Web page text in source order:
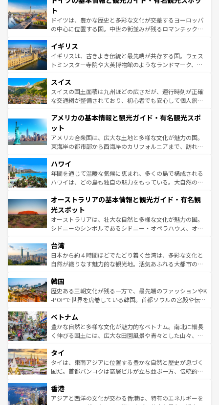
ンテンツ一覧 を参照してほしい。
聖堂、美しいビーチ、そして豊かな自然が、訪れる者を心
から魅了する。また、フランスは美食の国としても知ら
れ、フランス料理はユネスコ無形文化遺産にも登録されて
香り高いラベンダー畑など、多彩な楽しみ方が可能だ。さ
らに、パリ以外の地域にも魅力が溢れており、どの街角に
も豊かな歴史と文化が息づいている。パリ以外の個性あふ
を参照してほしい。
ト
ドイツは、豊かな歴史と多彩な文化が交差するヨーロッパ
の中心に位置する国。中世の街並みが残るロマンチック街
顔を持つこの国は、どこを歩いても飽きることがない。ベ
ルリンの文化的活気、バイエルン州のアルプスの絶景、そ
してライン川沿いのワイン畑といった風景は必見。ビール
は、お酒好きな人にはぜひ体験してほしい。 なお、新着の
ドイツ情報はコンテンツ一覧を参照してほしい。
イギリス
イギリスは、古きよき伝統と最先端が共存する国。ウェス
トミンスター寺院や大英博物館のようなランドマーク、歴
リアごとに異なる魅力がある。また、優雅なアフタヌーン
ティー、ビール好きにはたまらない英国パブ、サッカー観
戦など、本場だからこそできる体験も豊富。イギリスを旅
ンツ一覧を参照してほしい。
スイス
スイスの国土面積は九州ほどの広さだが、運行時刻が正確
な交通網が整備されており、初心者でも安心して個人旅行
の建物がそのまま残る町や、スイスならではのユニークな
博物館もあり、アルプス観光だけでなく町歩きも満喫する
ことができる。国民の所得が高いため物価も高いが、旅行
者向けの交通パス提供のサービスもあり、うまく活用すれ
着のスイス情報は
アメリカの基本情報と観光ガイド・有名観光スポ
ット
アメリカ合衆国は、広大な土地と多様な文化が魅力の国。
東海岸の都市部から西海岸のカリフォルニアまで、訪れる
のような巨大都市は、観光、ショッピング、エンターテイ
ンメントが詰まった刺激的なスポットだ。一方、アメリカ
西部には大自然が広がり、グランドキャニオンやイエロー
部のニューオーリンズでは、音楽と美食が融合した独特の
文化が魅力。旅行者はアメリカの各地域で異なる魅力を楽
しみながら、その多様性と豊かな歴史を感じることができ
るだろう。車でのロードトリップや列車の旅も、アメリカ
情報は
ハワイ
年間を通じて温暖な気候に恵まれ、多くの島で構成される
ハワイは、どの島も独自の魅力をもっている。大自然の神
ワイ島は見逃せない。また、定番の観光地といえばオアフ
島だが、静かな自然を求めるならマウイ島やカウアイ島が
おすすめ。エメラルドグリーンに輝く海をはじめ、豊かな
文化や歴史が息づいている。「アロハスピリット」と呼ば
人々、おいしいローカルフードやハワイアンミュージッ
ク、伝統的なフラダンスなど、すべてがハワイの魅力を彩
っている。訪れるたびに新しい発見と感動が待っているハ
はコンテンツ一覧
オーストラリアの基本情報と観光ガイド・有名観
光スポット
オーストラリアは、壮大な自然と多様な文化が魅力の国。
シドニーのシンボルであるシドニー・オペラハウス、オー
リアリーフや大陸中央部にそびえるウルル（エアーズロッ
ク）、タスマニアの美しい原生林やケアンズの熱帯雨林な
ど、見どころがたくさん。また、カフェやワイン、オージ
いる。アクティビティも充実しており、サーフィンやダイ
ビング、ハイキングなど、アウトドア好きにはたまらな
い。オーストラリアの多彩な魅力を存分に味わいつくそ
参照してほしい。
台湾
日本から約４時間ほどでたどり着く台湾は、多彩な文化と
自然が織りなす魅力的な観光地。活気あふれる大都市の台
ン）、静ひつな山岳地帯である台湾東部など、都市の喧騒
と山間の静けさが共存しており、訪れる人に新しい発見と
驚きをもたらしてくれる。また、奥深い台湾の食文化も魅
容にもいいと評判のスイーツなど、バラエティ豊かな料理
が味わえる。 なお、新着の台湾情報は コンテンツ一覧を参
照してほしい。
韓国
歴史ある王朝文化が残る一方で、最先端のファッションやK
-POPで世界を席巻している韓国。首都ソウルの宮殿や伝統
き、地方に足を延ばせば四季折々の自然美を楽しむことが
できる。そして、キムチや焼肉、絶品のストリートフード
まで、さまざまな韓国料理が待っている。夜には、韓国な
リティに包まれながら、韓国の多彩な魅力を心ゆくまで味
わってみてほしい。 なお、新着の韓国情報はコンテンツ一
覧を参照してほしい。
ベトナム
豊かな自然と多様な文化が魅力的なベトナム。南北に細長
く伸びる国土には、広大な田園風景や青々とした山々、世
急速な発展と共に伝統が息づく。ハノイの古い町並みやホ
ーチミン市のフランス統治時代の建物も、独特の雰囲気を
醸し出している。また、バラエティの豊かさとおいしさで
とつ。フォーやバインミー、ベトナムコーヒーなどは、ぜ
ひ現地で味わいたい。どの地域を訪れてもあたたかい人々
タイ
タイは、東南アジアに位置する豊かな自然と歴史が息づく
国だ。首都バンコクは高層ビルが立ち並ぶ一方、伝統的な
の活気が交差している。北部ではチェンマイなどの山岳地
帯で自然と触れ合い、南部ではプーケットやクラビの美し
香港
アジアと西洋の文化が交わる香港は、特有のエネルギーを